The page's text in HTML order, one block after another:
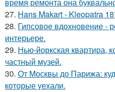
27. Hans Makart - Kleopatra
28. Гипсовое вдохновение -
интерьере.
29. Нью-йоркская квартира,
частный музей.
30. От Москвы до Парижа:
которые уехали.